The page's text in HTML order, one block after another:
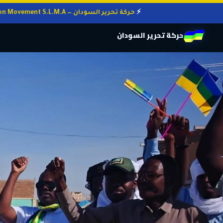
حركة تحرير السودان — Sudan Liberation Movement S.L.M.A
حركة تحرير السودان